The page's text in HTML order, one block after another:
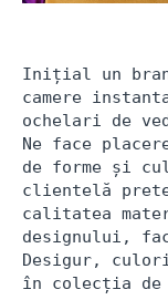
Inițial un
camere
ochelari de
Ne face
de forme și
clientelă
calitatea
designului,
Desigur,
în colecția de